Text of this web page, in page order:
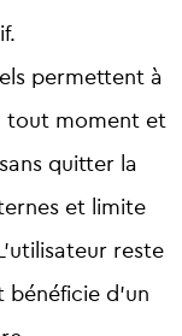
permettent à
tout moment et
quitter la
et limite
reste
d’un